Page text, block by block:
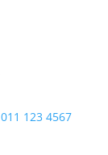
011 123 4567